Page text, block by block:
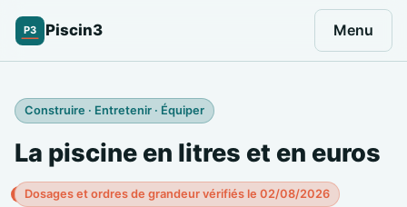
P3 Piscin3 Menu
Construire · Entretenir · Équiper
La piscine en litres et en euros
Dosages et ordres de grandeur vérifiés le 02/08/2026